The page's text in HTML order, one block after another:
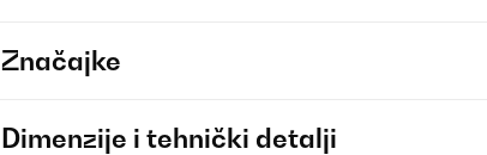
Značajke
Dimenzije i tehnički detalji